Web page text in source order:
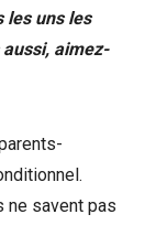
les uns les
aimez-
ne savent pas